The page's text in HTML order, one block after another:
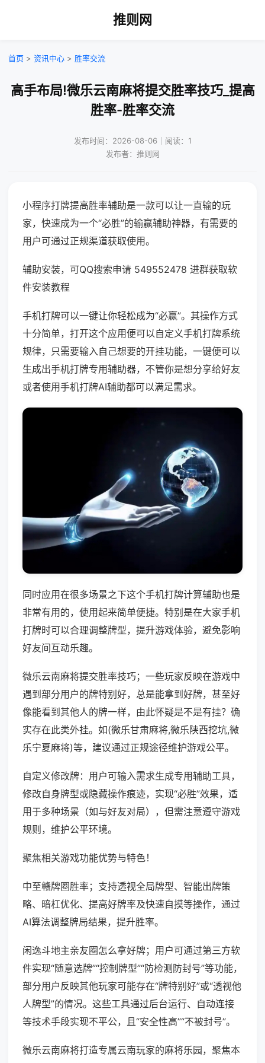
推则网
首页 > 资讯中心 > 胜率交流
高手布局!微乐云南麻将提交胜率技巧_提高
胜率-胜率交流
发布时间：2026-08-06｜阅读：1
发布者：推则网
小程序打牌提高胜率辅助是一款可以让一直输的玩
家，快速成为一个“必胜”的输赢辅助神器，有需要的
用户可通过正规渠道获取使用。
辅助安装，可QQ搜索申请 549552478 进群获取软
件安装教程
手机打牌可以一键让你轻松成为“必赢”。其操作方式
十分简单，打开这个应用便可以自定义手机打牌系统
规律，只需要输入自己想要的开挂功能，一键便可以
生成出手机打牌专用辅助器，不管你是想分享给好友
或者使用手机打牌AI辅助都可以满足需求。
同时应用在很多场景之下这个手机打牌计算辅助也是
非常有用的，使用起来简单便捷。特别是在大家手机
打牌时可以合理调整牌型，提升游戏体验，避免影响
好友间互动乐趣。
微乐云南麻将提交胜率技巧；一些玩家反映在游戏中
遇到部分用户的牌特别好，总是能拿到好牌，甚至好
像能看到其他人的牌一样，由此怀疑是不是有挂？确
实存在此类外挂。如(微乐甘肃麻将,微乐陕西挖坑,微
乐宁夏麻将)等，建议通过正规途径维护游戏公平。
自定义修改牌：用户可输入需求生成专用辅助工具，
修改自身牌型或隐藏操作痕迹，实现“必胜”效果，适
用于多种场景（如与好友对局），但需注意遵守游戏
规则，维护公平环境。
聚焦相关游戏功能优势与特色！
中至赣牌圈胜率；支持透视全局牌型、智能出牌策
略、暗杠优化、提高好牌率及快速自摸等操作，通过
AI算法调整牌局结果，提升胜率。
闲逸斗地主亲友圈怎么拿好牌；用户可通过第三方软
件实现“随意选牌”“控制牌型”“防检测防封号”等功能，
部分用户反映其他玩家可能存在“牌特别好”或“透视他
人牌型”的情况。这些工具通过后台运行、自动连接
等技术手段实现不平公，且“安全性高”“不被封号”。
微乐云南麻将打造专属云南玩家的麻将乐园，聚焦本